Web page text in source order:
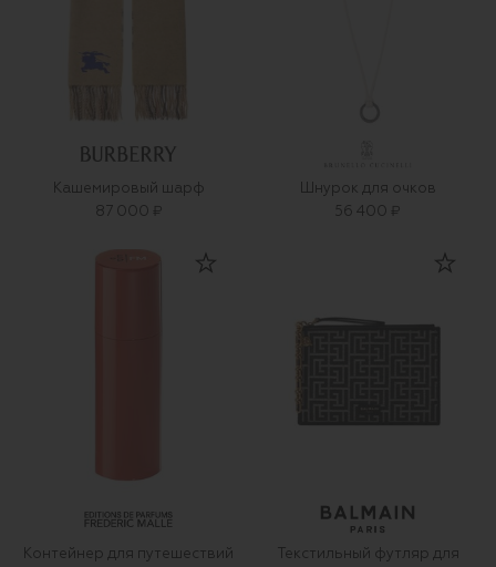
Кашемировый шарф
87 000 ₽
Шнурок для очков
56 400 ₽
Контейнер для путешествий
Текстильный футляр для